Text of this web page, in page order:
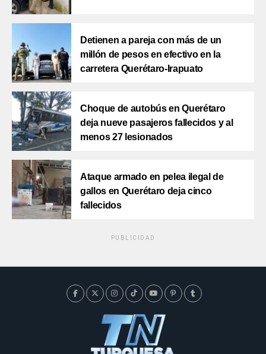
Detienen a pareja con más de un
millón de pesos en efectivo en la
carretera Querétaro-Irapuato
Choque de autobús en Querétaro
deja nueve pasajeros fallecidos y al
menos 27 lesionados
Ataque armado en pelea ilegal de
gallos en Querétaro deja cinco
fallecidos
PUBLICIDAD